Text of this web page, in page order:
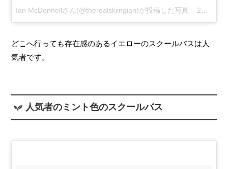
Ian McDonnellさん(@therealskiingian)が投稿した写真 – 2016 10月 28 2:40午後 PDT
どこへ行っても存在感のあるイエローのスクールバスは人
気者です。
人気者のミント色のスクールバス